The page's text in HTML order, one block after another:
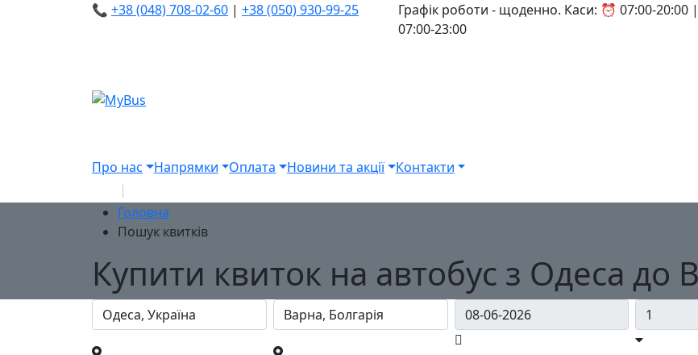
📞 +38 (048) 708-02-60 | +38 (050) 930-99-25
Графік роботи - щоденно. Каси: ⏰ 07:00-
07:00-23:00
Про нас Напрямки Оплата Новини та акції Контакти
Головна
Пошук квитків
Купити квиток на автобус з Одеса до